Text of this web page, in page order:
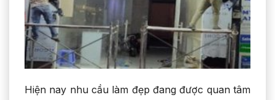
Hiện nay nhu cầu làm đẹp đang được quan tâm